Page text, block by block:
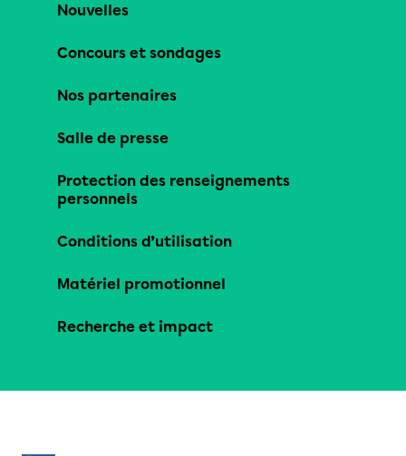
Nouvelles
Concours et sondages
Nos partenaires
Salle de presse
Protection des renseignements
personnels
Conditions d’utilisation
Matériel promotionnel
Recherche et impact